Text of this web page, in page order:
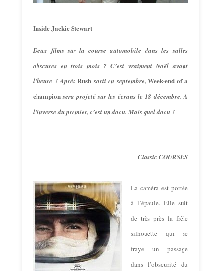
Inside Jackie Stewart
Deux films sur la course automobile dans les salles
obscures en trois mois ? C’est vraiment Noël avant
l’heure ! AprèsRush sorti en septembre, Week-end of a
championsera projeté sur les écrans le 18 décembre. A
l’inverse dupremier, c’est un docu. Mais quel docu !
Classic COURSES
La caméra est portée
à l’épaule. Elle suit
de très près la frêle
silhouette qui se
fraye un passage
dans l’obscurité du